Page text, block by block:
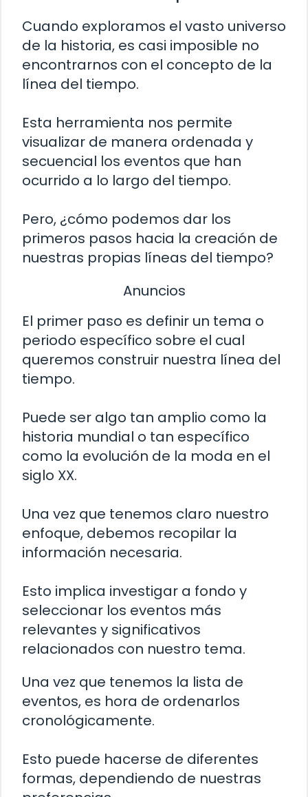
Cuando exploramos el vasto universo
de la historia, es casi imposible no
encontrarnos con el concepto de la
línea del tiempo.
Esta herramienta nos permite
visualizar de manera ordenada y
secuencial los eventos que han
ocurrido a lo largo del tiempo.
Pero, ¿cómo podemos dar los
primeros pasos hacia la creación de
nuestras propias líneas del tiempo?
Anuncios
El primer paso es definir un tema o
periodo específico sobre el cual
queremos construir nuestra línea del
tiempo.
Puede ser algo tan amplio como la
historia mundial o tan específico
como la evolución de la moda en el
siglo XX.
Una vez que tenemos claro nuestro
enfoque, debemos recopilar la
información necesaria.
Esto implica investigar a fondo y
seleccionar los eventos más
relevantes y significativos
relacionados con nuestro tema.
Una vez que tenemos la lista de
eventos, es hora de ordenarlos
cronológicamente.
Esto puede hacerse de diferentes
formas, dependiendo de nuestras